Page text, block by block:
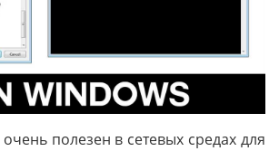
полезен в сетевых средах для